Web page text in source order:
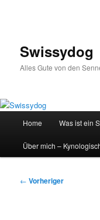
Swissydog
Alles Gute von den
Home Was ist ein
Über mich –
Beitragsnavigation
← Vorheriger